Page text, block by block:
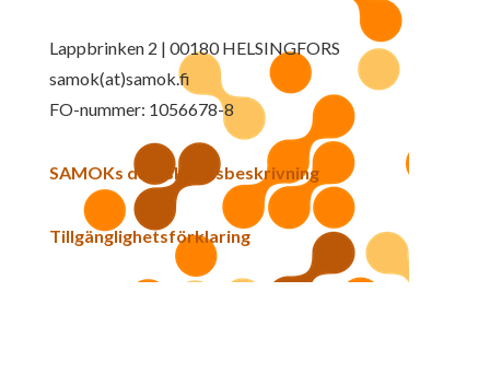
Lappbrinken 2 | 00180 HELSINGFORS
samok(at)samok.fi
FO-nummer: 1056678-8
SAMOKs dataskyddsbeskrivning
Tillgänglighetsförklaring